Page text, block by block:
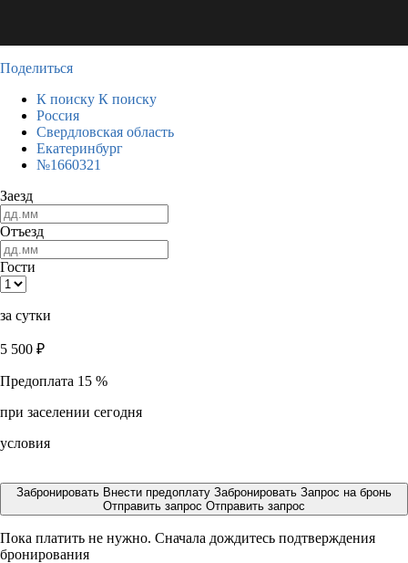
Поделиться
К поиску К поиску
Россия
Свердловская область
Екатеринбург
№1660321
Заезд
Отъезд
Гости
за сутки
5 500 ₽
Предоплата 15 %
при заселении сегодня
условия
Забронировать Внести предоплату Забронировать Запрос на бронь
Отправить запрос Отправить запрос
Пока платить не нужно. Сначала дождитесь подтверждения
бронирования